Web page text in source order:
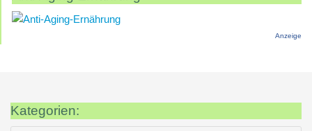
Anzeige
Kategorien: